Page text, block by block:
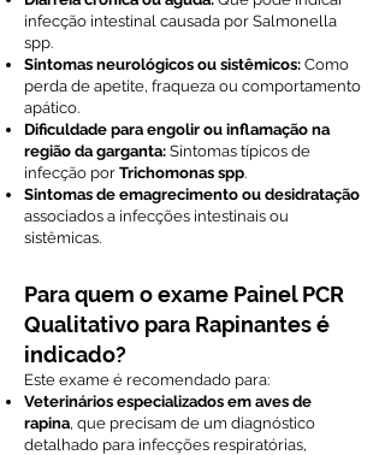
infecção intestinal causada por Salmonella
spp.
Sintomas neurológicos ou sistêmicos: Como
perda de apetite, fraqueza ou comportamento
apático.
Dificuldade para engolir ou inflamação na
região da garganta: Sintomas típicos de
infecção por Trichomonas spp.
Sintomas de emagrecimento ou desidratação
associados a infecções intestinais ou
sistêmicas.
Para quem o exame Painel PCR
Qualitativo para Rapinantes é
indicado?
Este exame é recomendado para:
Veterinários especializados em aves de
rapina, que precisam de um diagnóstico
detalhado para infecções respiratórias,